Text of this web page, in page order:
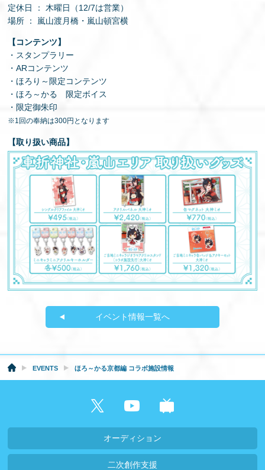
定休日 ： 木曜日（12/7は営業）
場所 ： 嵐山渡月橋・嵐山頓宮横
【コンテンツ】
・スタンプラリー
・ARコンテンツ
・ほろり～限定コンテンツ
・ほろ～かる 限定ボイス
・限定御朱印
※1回の奉納は300円となります
【取り扱い商品】
イベント情報一覧へ
EVENTS ほろ～かる京都編 コラボ施設情報
オーディション
二次創作支援